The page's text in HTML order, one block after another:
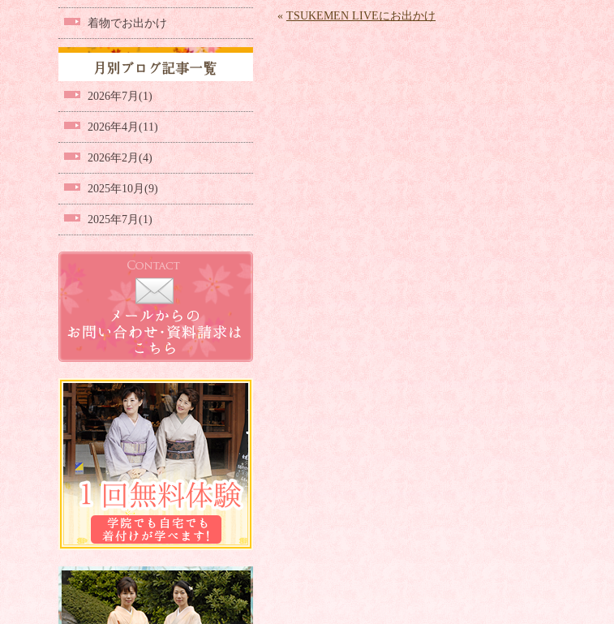
« TSUKEMEN LIVEにお出かけ
着物でお出かけ
2026年7月(1)
2026年4月(11)
2026年2月(4)
2025年10月(9)
2025年7月(1)